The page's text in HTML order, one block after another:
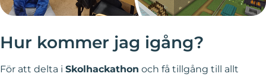
Hur kommer jag igång?
För att delta i Skolhackathon och få tillgång till allt